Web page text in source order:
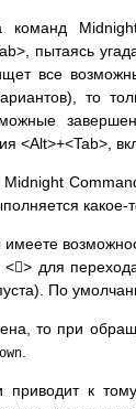
пытаясь
все
то
<Alt>+<Tab>,
какое-
<> для
По
то при
приводит к